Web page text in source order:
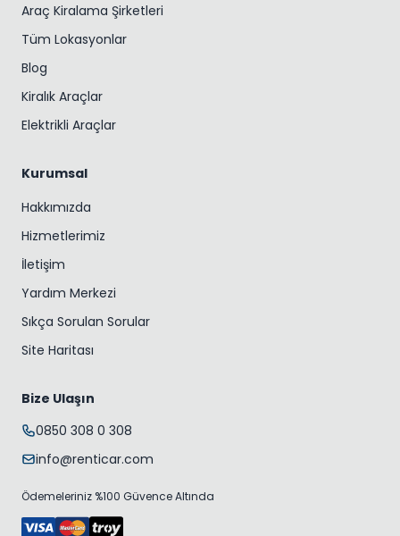
Araç Kiralama Şirketleri
Tüm Lokasyonlar
Blog
Kiralık Araçlar
Elektrikli Araçlar
Kurumsal
Hakkımızda
Hizmetlerimiz
İletişim
Yardım Merkezi
Sıkça Sorulan Sorular
Site Haritası
Bize Ulaşın
0850 308 0 308
info@renticar.com
Ödemeleriniz %100 Güvence Altında